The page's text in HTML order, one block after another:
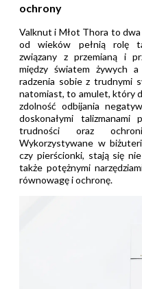
ochrony
Valknut i Młot Thora to
od wieków pełnią rolę
związany z przemianą i
między światem żywych
radzenia sobie z trudnymi
natomiast, to amulet, który
zdolność odbijania
doskonałymi talizmanami
trudności oraz
Wykorzystywane w
czy pierścionki, stają się
także potężnymi
równowagę i ochronę.